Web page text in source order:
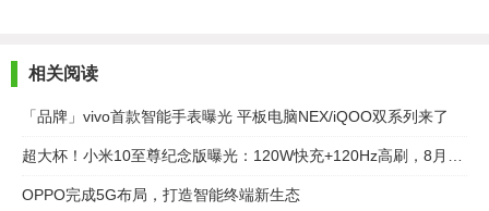
相关阅读
「品牌」vivo首款智能手表曝光 平板电脑NEX/iQOO双系列来了
超大杯！小米10至尊纪念版曝光：120W快充+120Hz高刷，8月11日见
OPPO完成5G布局，打造智能终端新生态